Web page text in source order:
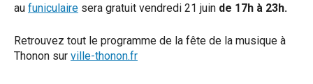
au funiculaire sera gratuit vendredi 21 juin de 17h à 23h.
Retrouvez tout le programme de la fête de la musique à
Thonon sur ville-thonon.fr